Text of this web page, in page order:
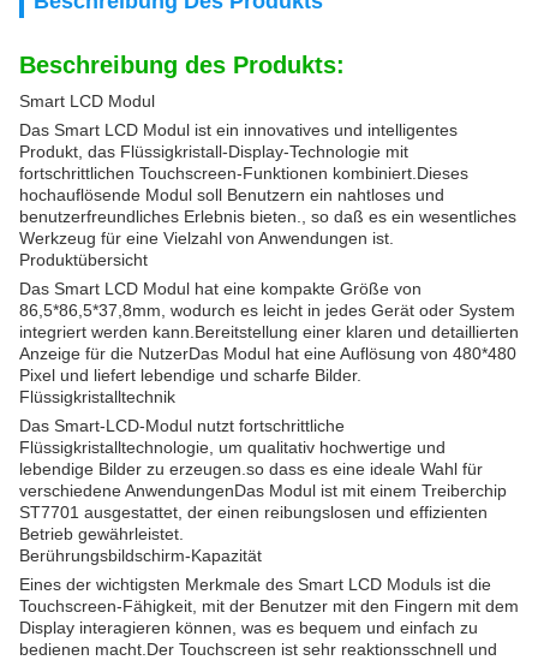
Beschreibung des Produkts:
Smart LCD Modul
Das Smart LCD Modul ist ein innovatives und intelligentes
Produkt, das Flüssigkristall-Display-Technologie mit
fortschrittlichen Touchscreen-Funktionen kombiniert.Dieses
hochauflösende Modul soll Benutzern ein nahtloses und
benutzerfreundliches Erlebnis bieten., so daß es ein wesentliches
Werkzeug für eine Vielzahl von Anwendungen ist.
Produktübersicht
Das Smart LCD Modul hat eine kompakte Größe von
86,5*86,5*37,8mm, wodurch es leicht in jedes Gerät oder System
integriert werden kann.Bereitstellung einer klaren und detaillierten
Anzeige für die NutzerDas Modul hat eine Auflösung von 480*480
Pixel und liefert lebendige und scharfe Bilder.
Flüssigkristalltechnik
Das Smart-LCD-Modul nutzt fortschrittliche
Flüssigkristalltechnologie, um qualitativ hochwertige und
lebendige Bilder zu erzeugen.so dass es eine ideale Wahl für
verschiedene AnwendungenDas Modul ist mit einem Treiberchip
ST7701 ausgestattet, der einen reibungslosen und effizienten
Betrieb gewährleistet.
Berührungsbildschirm-Kapazität
Eines der wichtigsten Merkmale des Smart LCD Moduls ist die
Touchscreen-Fähigkeit, mit der Benutzer mit den Fingern mit dem
Display interagieren können, was es bequem und einfach zu
bedienen macht.Der Touchscreen ist sehr reaktionsschnell und